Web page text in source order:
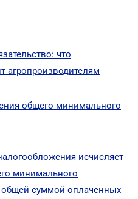
что
агропроизводителям
общего минимального
исчисляет
минимального
общей суммой оплаченных